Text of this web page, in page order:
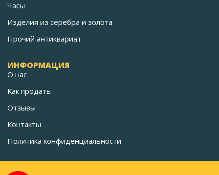
Часы
Изделия из серебра и золота
Прочий антиквариат
ИНФОРМАЦИЯ
О нас
Как продать
Отзывы
Контакты
Политика конфиденциальности